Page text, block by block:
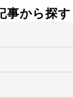
事から探す